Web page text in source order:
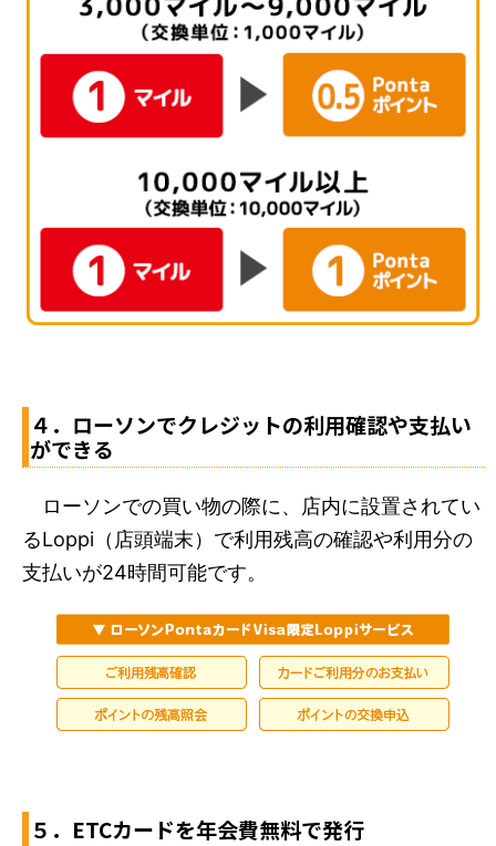
４．ローソンでクレジットの利用確認や支払い
ができる
ローソンでの買い物の際に、店内に設置されてい
るLoppi（店頭端末）で利用残高の確認や利用分の
支払いが24時間可能です。
５．ETCカードを年会費無料で発行